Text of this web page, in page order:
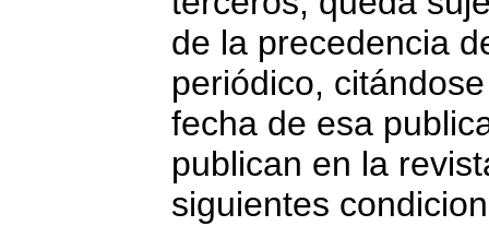
de la precedencia
periódico,
fecha de esa
publican en la
siguientes